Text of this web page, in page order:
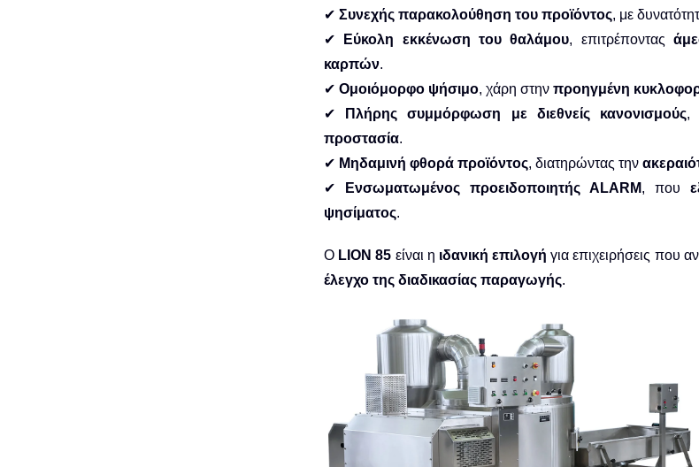
✔ Συνεχής παρακολούθηση του προϊόντος, με
✔
Εύκολη εκκένωση του θαλάμου, επιτρέποντας
καρπών.
✔ Ομοιόμορφο ψήσιμο, χάρη στην προηγμένη
✔
Πλήρης συμμόρφωση με διεθνείς κανονισμούς,
προστασία.
✔ Μηδαμινή φθορά προϊόντος, διατηρώντας την
✔
Ενσωματωμένος προειδοποιητής ALARM, που
ψησίματος.
Ο LION 85 είναι η ιδανική επιλογή για επιχειρήσεις που
έλεγχο της διαδικασίας παραγωγής.